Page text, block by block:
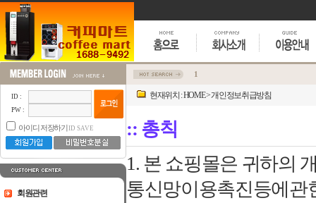
1
ID :
PW :
아이디 저장하기 ID SAVE
회원관련
현재위치 :HOME>개인정보취급방침
:: 총칙
1. 본 쇼핑몰은 귀하의
통신망이용촉진등에관